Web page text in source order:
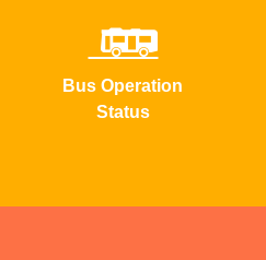
Bus Operation
Status